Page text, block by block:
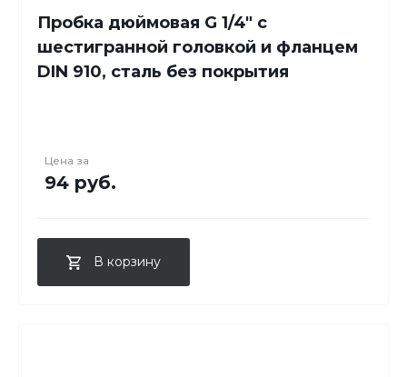
Пробка дюймовая G 1/4" с
шестигранной головкой и фланцем
DIN 910, сталь без покрытия
Цена за
94 руб.
В корзину